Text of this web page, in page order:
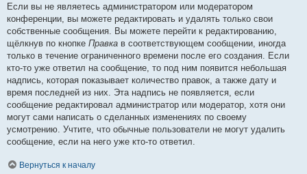
Если вы не являетесь администратором или модератором
конференции, вы можете редактировать и удалять только свои
собственные сообщения. Вы можете перейти к редактированию,
щёлкнув по кнопке Правка в соответствующем сообщении, иногда
только в течение ограниченного времени после его создания. Если
кто-то уже ответил на сообщение, то под ним появится небольшая
надпись, которая показывает количество правок, а также дату и
время последней из них. Эта надпись не появляется, если
сообщение редактировал администратор или модератор, хотя они
могут сами написать о сделанных изменениях по своему
усмотрению. Учтите, что обычные пользователи не могут удалить
сообщение, если на него уже кто-то ответил.
Вернуться к началу